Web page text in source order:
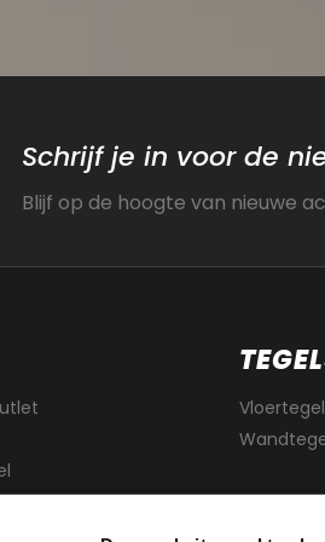
Schrijf je in voor de
Blijf op de hoogte van nieuwe